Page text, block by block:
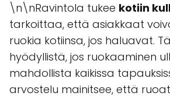
\n\nRavintola tukee kotiin
tarkoittaa, että asiakkaat
ruokia kotiinsa, jos haluavat.
hyödyllistä, jos ruokaaminen
mahdollista kaikissa
arvostelu mainitsee, että